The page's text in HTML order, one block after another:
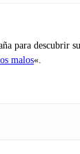
descubrir
malos«.